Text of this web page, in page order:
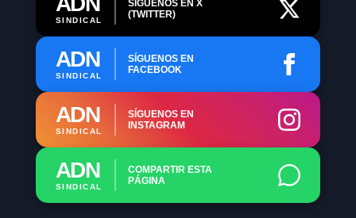
SINDICAL
SÍGUENOS EN X
(TWITTER)
ADN
SINDICAL
SÍGUENOS EN
FACEBOOK
ADN
SINDICAL
SÍGUENOS EN
INSTAGRAM
ADN
SINDICAL
COMPARTIR ESTA
PÁGINA